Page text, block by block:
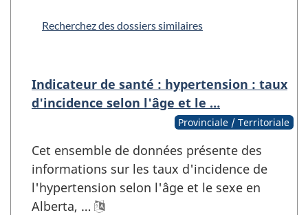
Recherchez des dossiers similaires
Indicateur de santé : hypertension : taux
d'incidence selon l'âge et le …
Provinciale / Territoriale
Cet ensemble de données présente des
informations sur les taux d'incidence de
l'hypertension selon l'âge et le sexe en
Alberta, …